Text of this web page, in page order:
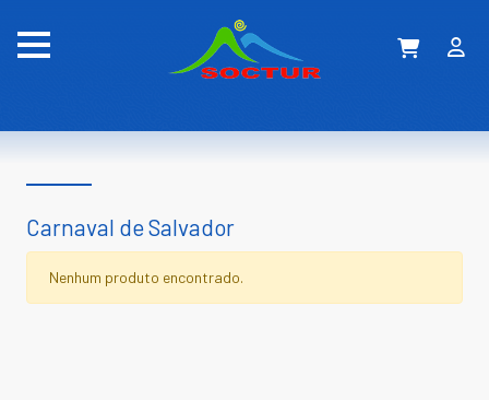
Carnaval de Salvador
Nenhum produto encontrado.